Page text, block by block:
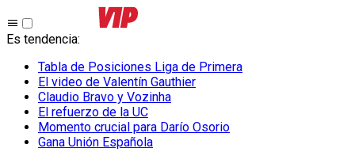
Es tendencia:
Tabla de Posiciones Liga de Primera
El video de Valentín Gauthier
Claudio Bravo y Vozinha
El refuerzo de la UC
Momento crucial para Darío Osorio
Gana Unión Española